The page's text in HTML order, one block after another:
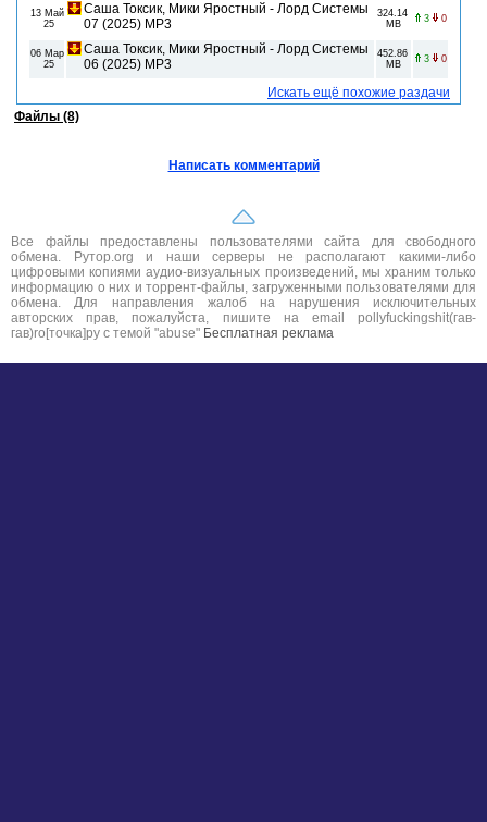
13 Май
25
Саша Токсик, Мики Яростный - Лорд Системы
07 (2025) МР3
324.14
MB
3 0
06 Мар
25
Саша Токсик, Мики Яростный - Лорд Системы
06 (2025) МР3
452.86
MB
3 0
Искать ещё похожие раздачи
Файлы (8)
Написать комментарий
Все файлы предоставлены пользователями сайта для свободного
обмена. Рутор.org и наши серверы не располагают какими-либо
цифровыми копиями аудио-визуальных произведений, мы храним только
информацию о них и торрент-файлы, загруженными пользователями для
обмена. Для направления жалоб на нарушения исключительных
авторских прав, пожалуйста, пишите на email pollyfuckingshit(гав-
гав)ro[точка]ру с темой "abuse" Бесплатная реклама